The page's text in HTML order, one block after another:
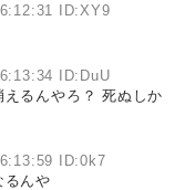
ID:XY9
ID:DuU
るんやろ？ 死ぬしか
ID:0k7
るんや